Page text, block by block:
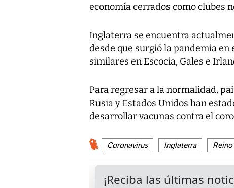
economía cerrados como clubes
Inglaterra se encuentra
desde que surgió la pandemia
similares en Escocia, Gales e
Para regresar a la normalidad,
Rusia y Estados Unidos han
desarrollar vacunas contra el
Coronavirus Inglaterra